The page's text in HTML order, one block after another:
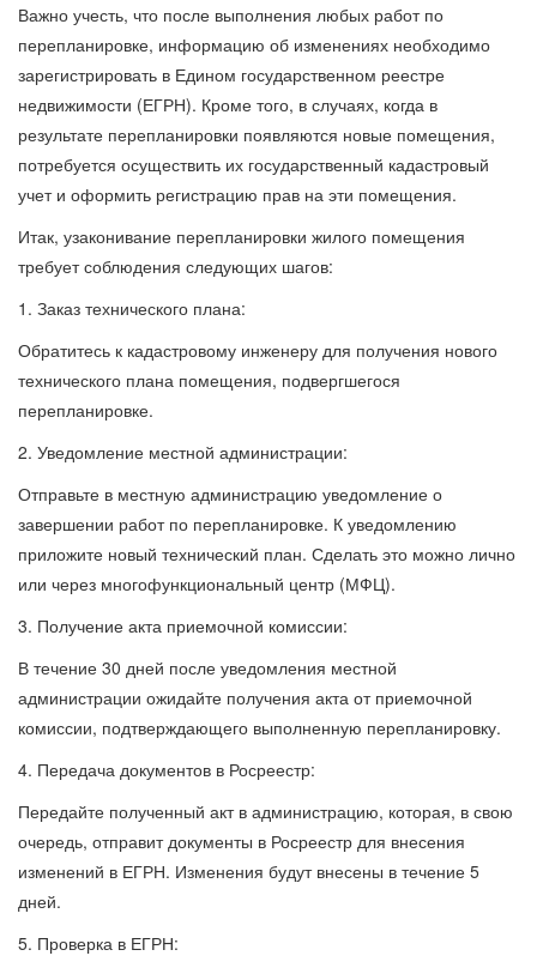
Важно учесть, что после выполнения любых работ по
перепланировке, информацию об изменениях необходимо
зарегистрировать в Едином государственном реестре
недвижимости (ЕГРН). Кроме того, в случаях, когда в
результате перепланировки появляются новые помещения,
потребуется осуществить их государственный кадастровый
учет и оформить регистрацию прав на эти помещения.
Итак, узаконивание перепланировки жилого помещения
требует соблюдения следующих шагов:
1. Заказ технического плана:
Обратитесь к кадастровому инженеру для получения нового
технического плана помещения, подвергшегося
перепланировке.
2. Уведомление местной администрации:
Отправьте в местную администрацию уведомление о
завершении работ по перепланировке. К уведомлению
приложите новый технический план. Сделать это можно лично
или через многофункциональный центр (МФЦ).
3. Получение акта приемочной комиссии:
В течение 30 дней после уведомления местной
администрации ожидайте получения акта от приемочной
комиссии, подтверждающего выполненную перепланировку.
4. Передача документов в Росреестр:
Передайте полученный акт в администрацию, которая, в свою
очередь, отправит документы в Росреестр для внесения
изменений в ЕГРН. Изменения будут внесены в течение 5
дней.
5. Проверка в ЕГРН: